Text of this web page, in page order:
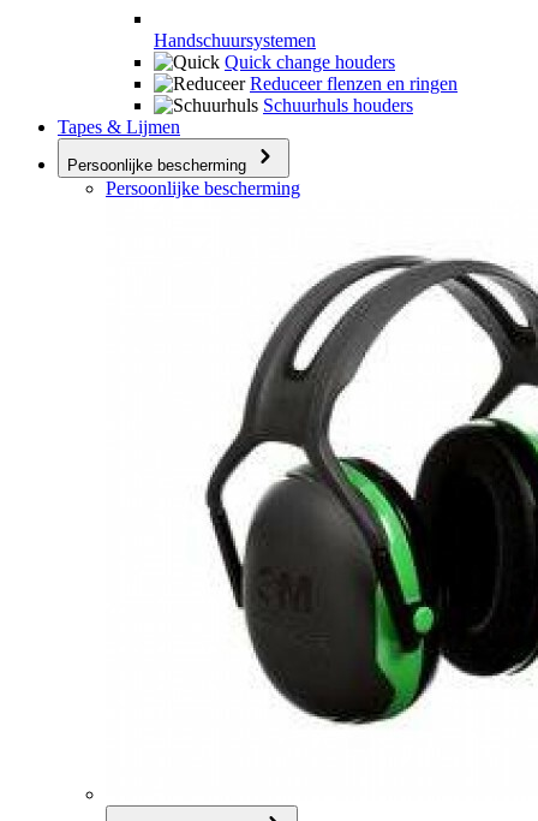
Handschuursystemen
Quick change houders
Reduceer flenzen en ringen
Schuurhuls houders
Tapes & Lijmen
Persoonlijke bescherming
Persoonlijke bescherming